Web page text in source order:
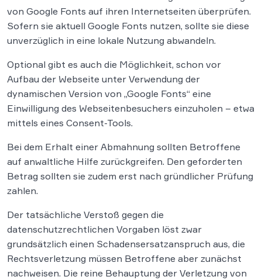
von Google Fonts auf ihren Internetseiten überprüfen.
Sofern sie aktuell Google Fonts nutzen, sollte sie diese
unverzüglich in eine lokale Nutzung abwandeln.
Optional gibt es auch die Möglichkeit, schon vor
Aufbau der Webseite unter Verwendung der
dynamischen Version von „Google Fonts“ eine
Einwilligung des Webseitenbesuchers einzuholen – etwa
mittels eines Consent-Tools.
Bei dem Erhalt einer Abmahnung sollten Betroffene
auf anwaltliche Hilfe zurückgreifen. Den geforderten
Betrag sollten sie zudem erst nach gründlicher Prüfung
zahlen.
Der tatsächliche Verstoß gegen die
datenschutzrechtlichen Vorgaben löst zwar
grundsätzlich einen Schadensersatzanspruch aus, die
Rechtsverletzung müssen Betroffene aber zunächst
nachweisen. Die reine Behauptung der Verletzung von